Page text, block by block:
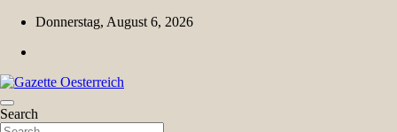
Skip
content
Donnerstag, August 6, 2026
Gazette Oesterreich
Magazin für Freizeit, Politik, Kultur & Wissenschaft
Search